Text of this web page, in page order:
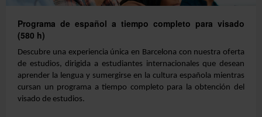
Añadir más grupos
Programa de español a tiempo completo para visado
(580 h)
Descubre una experiencia única en Barcelona con nuestra oferta
de estudios, dirigida a estudiantes internacionales que desean
aprender la lengua y sumergirse en la cultura española mientras
cursan un programa a tiempo completo para la obtención del
visado de estudios.